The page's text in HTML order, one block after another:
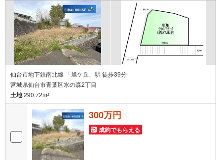
仙台市地下鉄南北線 「旭ケ丘」駅 徒歩39分
宮城県仙台市青葉区水の森2丁目
土地290.72m2
300万円
成約でもらえる